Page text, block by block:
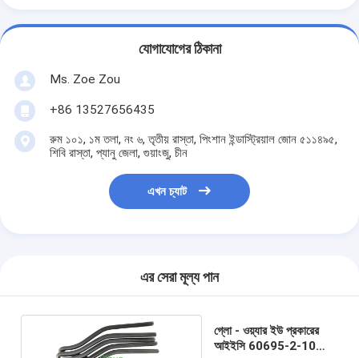
আমাদের সম্বন্ধে
আমাদের সাথে যোগাযোগ
বৈদ্যুতিক সরঞ্জাম পরীক্ষার সরঞ্জাম
শক্তি দক্ষতা ল্যাব
যানবাহন পরীক্ষার সরঞ্জাম
যোগাযোগের ঠিকানা
Ms. Zoe Zou
+86 13527656435
রুম ১০১, ১ম তলা, নং ৬, তৃতীয় রাস্তা, পিংশান ইন্ডাস্ট্রিয়াল জোন ৫১১৪৯৫,
শিবি রাস্তা, প্যানু জেলা, গুয়াংজু, চীন
এখন চ্যাট
এর সেরা মূল্য পান
গ্লো - ওয়্যার ইউ প্রকারের
আইইসি 60695-2-10